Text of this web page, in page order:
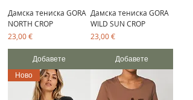
Дамска тениска GORA
NORTH CROP
Цена
23,00 €
Добавете
Дамска тениска GORA
WILD SUN CROP
Цена
23,00 €
Добавете
Ново